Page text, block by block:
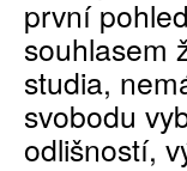
první
souhlasem
studia,
svobodu
odlišností,